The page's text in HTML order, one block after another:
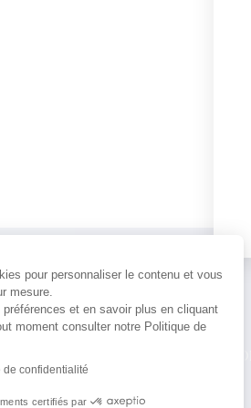
pour personnaliser le contenu et vous
mesure.
et en savoir plus en cliquant
moment consulter notre Politique de
confidentialité
certifiés par